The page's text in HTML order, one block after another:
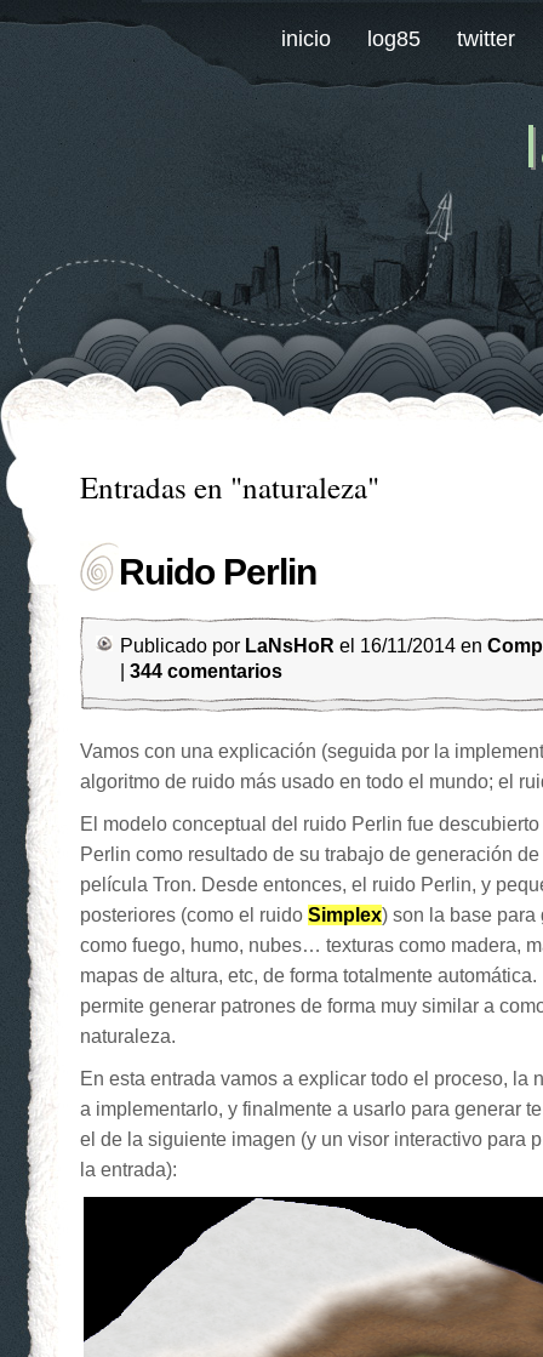
inicio log85 twitter
Entradas en "naturaleza"
Ruido Perlin
Publicado por LaNsHoR el 16/11/2014 en
344 comentarios
Vamos con una explicación (seguida por la
algoritmo de ruido más usado en todo el mundo; el
El modelo conceptual del ruido Perlin fue
Perlin como resultado de su trabajo de generación
película Tron. Desde entonces, el ruido Perlin, y
posteriores (como el ruido Simplex) son la base para
como fuego, humo, nubes… texturas como madera,
mapas de altura, etc, de forma totalmente
permite generar patrones de forma muy similar a
naturaleza.
En esta entrada vamos a explicar todo el proceso, la
a implementarlo, y finalmente a usarlo para generar
el de la siguiente imagen (y un visor interactivo para
la entrada):